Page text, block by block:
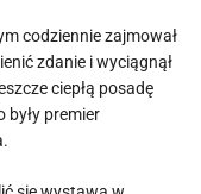
codziennie zajmował
zdanie i wyciągnął
ciepłą posadę
były premier